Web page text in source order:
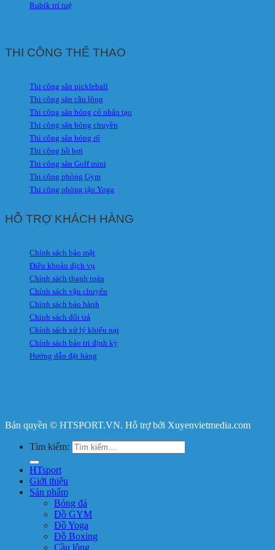
Rubik trí tuệ
THI CÔNG THỂ THAO
Thi công sân pickleball
Thi công sân cầu lông
Thi công sân bóng cỏ nhân tạo
Thi công sân bóng chuyền
Thi công sân bóng rổ
Thi công hồ bơi
Thi công sân Golf mini
Thi công phòng Gym
Thi công phòng tập Yoga
HỖ TRỢ KHÁCH HÀNG
Chính sách bảo mật
Điều khoản dịch vụ
Chính sách thanh toán
Chính sách vận chuyển
Chính sách bảo hành
Chính sách đổi trả
Chính sách xử lý khiếu nại
Chính sách bảo trì định kỳ
Hướng dẫn đặt hàng
Bản quyền © HTSPORT.VN. Hỗ trợ bởi Xuyenvietmedia.com
Tìm kiếm:
HTsport
Giới thiệu
Sản phẩm
Bóng đá
Đồ GYM
Đồ Yoga
Đồ Boxing
Cầu lông